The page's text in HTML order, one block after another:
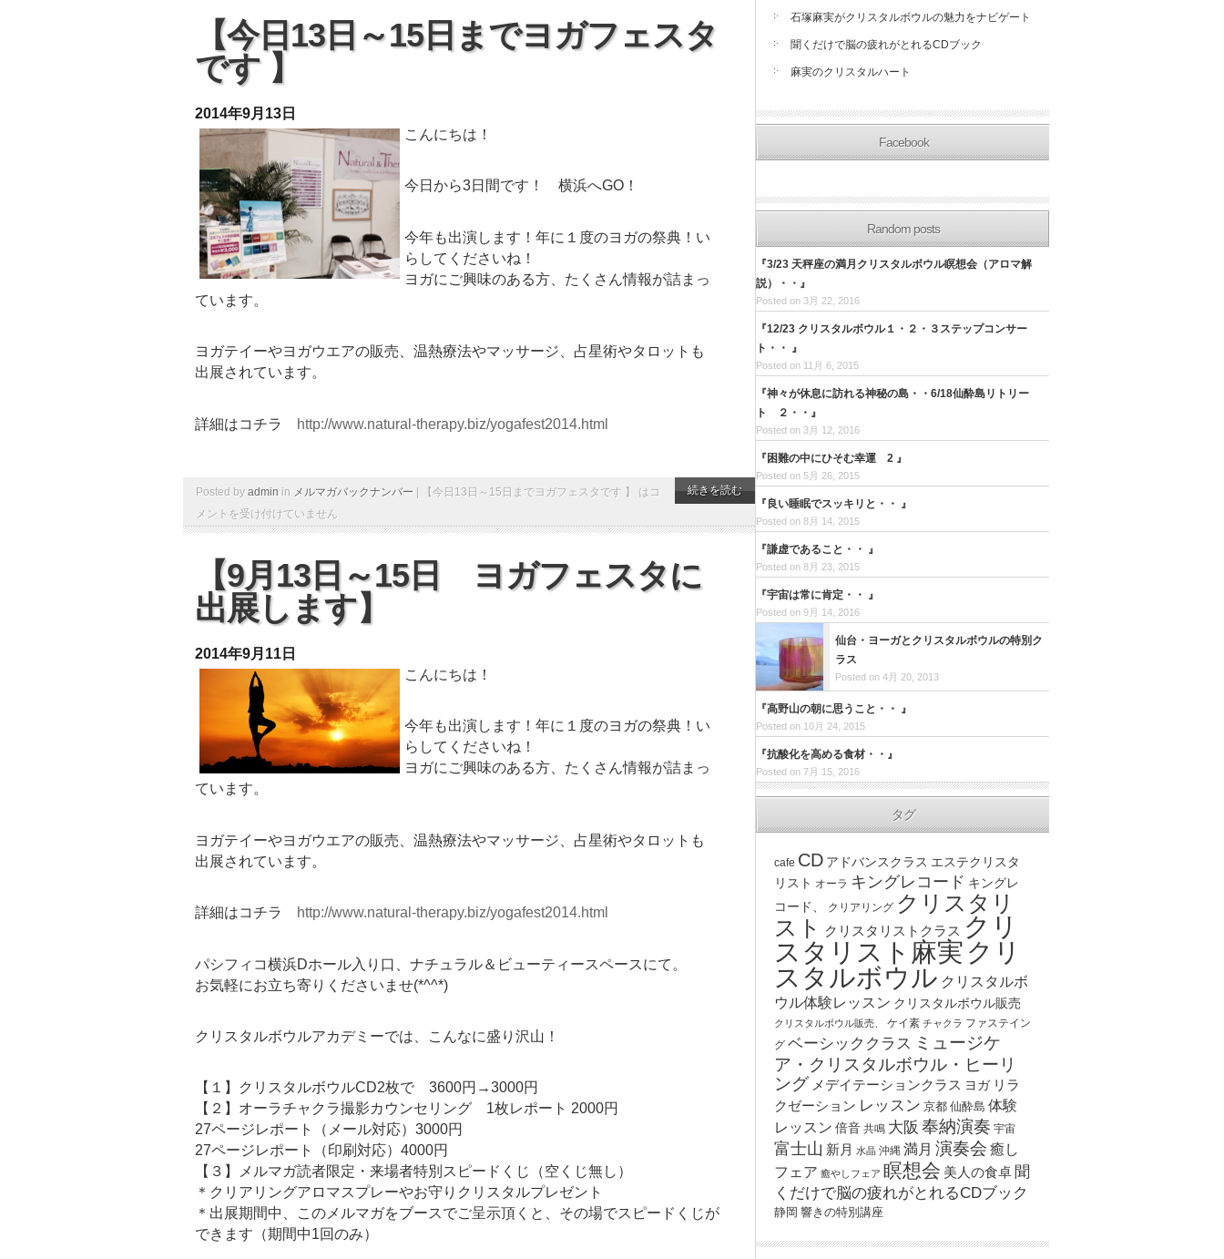
【今日13日～15日までヨガフェスタ
です 】
2014年9月13日
こんにちは！
今日から3日間です！ 横浜へGO！
今年も出演します！年に１度のヨガの祭典！い
らしてくださいね！
ヨガにご興味のある方、たくさん情報が詰まっ
ています。
ヨガテイーやヨガウエアの販売、温熱療法やマッサージ、占星術やタロットも
出展されています。
詳細はコチラ http://www.natural-therapy.biz/yogafest2014.html
Posted by admin in メルマガバックナンバー 【今日13日～15日までヨガフェスタです 】 は コ
メントを受け付けていません
続きを読む
【9月13日～15日 ヨガフェスタに
出展します】
2014年9月11日
こんにちは！
今年も出演します！年に１度のヨガの祭典！い
らしてくださいね！
ヨガにご興味のある方、たくさん情報が詰まっ
ています。
ヨガテイーやヨガウエアの販売、温熱療法やマッサージ、占星術やタロットも
出展されています。
詳細はコチラ http://www.natural-therapy.biz/yogafest2014.html
パシフィコ横浜Dホール入り口、ナチュラル＆ビューティースペースにて。
お気軽にお立ち寄りくださいませ(*^^*)
クリスタルボウルアカデミーでは、こんなに盛り沢山！
【１】クリスタルボウルCD2枚で 3600円→3000円
【２】オーラチャクラ撮影カウンセリング 1枚レポート 2000円
27ページレポート（メール対応）3000円
27ページレポート（印刷対応）4000円
【３】メルマガ読者限定・来場者特別スピードくじ（空くじ無し）
＊クリアリングアロマスプレーやお守りクリスタルプレゼント
＊出展期間中、このメルマガをブースでご呈示頂くと、その場でスピードくじが
できます（期間中1回のみ）
石塚麻実がクリスタルボウルの魅力をナビゲート
聞くだけで脳の疲れがとれるCDブック
麻実のクリスタルハート
Facebook
Random posts
『3/23 天秤座の満月クリスタルボウル瞑想会（アロマ解
説）・・』
Posted on 3月 22, 2016
『12/23 クリスタルボウル１・２・３ステップコンサー
ト・・ 』
Posted on 11月 6, 2015
『神々が休息に訪れる神秘の島・・6/18仙酔島リトリー
ト ２・・』
Posted on 3月 12, 2016
『困難の中にひそむ幸運 2 』
Posted on 5月 26, 2015
『良い睡眠でスッキリと・・ 』
Posted on 8月 14, 2015
『謙虚であること・・ 』
Posted on 8月 23, 2015
『宇宙は常に肯定・・ 』
Posted on 9月 14, 2016
仙台・ヨーガとクリスタルボウルの特別ク
ラス
Posted on 4月 20, 2013
『高野山の朝に思うこと・・ 』
Posted on 10月 24, 2015
『抗酸化を高める食材・・』
Posted on 7月 15, 2016
タグ
cafe CD アドバンスクラス エステクリスタ
リスト オーラ キングレコード キングレ
コード、
クリアリング クリスタリ
スト
クリスタリストクラス クリ
スタリスト麻実 クリ
スタルボウル クリスタルボ
ウル体験レッスン クリスタルボウル販売
クリスタルボウル販売、 ケイ素 チャクラ ファステイン
グ ベーシッククラス ミュージケ
ア・クリスタルボウル・ヒーリ
ング メデイテーションクラス ヨガ リラ
クゼーション レッスン 京都 仙酔島 体験
レッスン 倍音 共鳴 大阪 奉納演奏 宇宙
富士山 新月 水晶 沖縄 満月 演奏会 癒し
フェア 癒やしフェア 瞑想会 美人の食卓 聞
くだけで脳の疲れがとれるCDブック
静岡 響きの特別講座